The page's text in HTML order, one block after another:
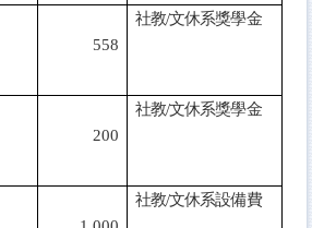
558
社教/文休系獎學金
200
社教/文休系獎學金
社教/文休系設備費